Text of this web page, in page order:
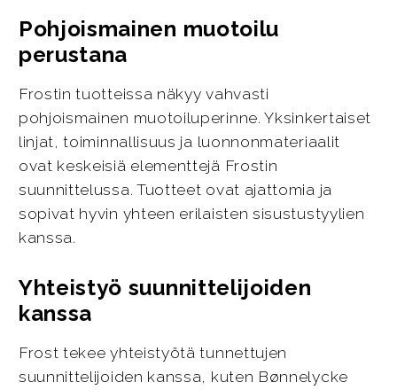
Pohjoismainen muotoilu
perustana
Frostin tuotteissa näkyy vahvasti
pohjoismainen muotoiluperinne. Yksinkertaiset
linjat, toiminnallisuus ja luonnonmateriaalit
ovat keskeisiä elementtejä Frostin
suunnittelussa. Tuotteet ovat ajattomia ja
sopivat hyvin yhteen erilaisten sisustustyylien
kanssa.
Yhteistyö suunnittelijoiden
kanssa
Frost tekee yhteistyötä tunnettujen
suunnittelijoiden kanssa, kuten Bønnelycke